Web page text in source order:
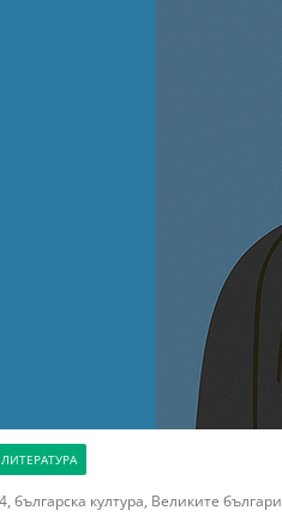
ЛИТЕРАТУРА
, българска култура, Великите българи